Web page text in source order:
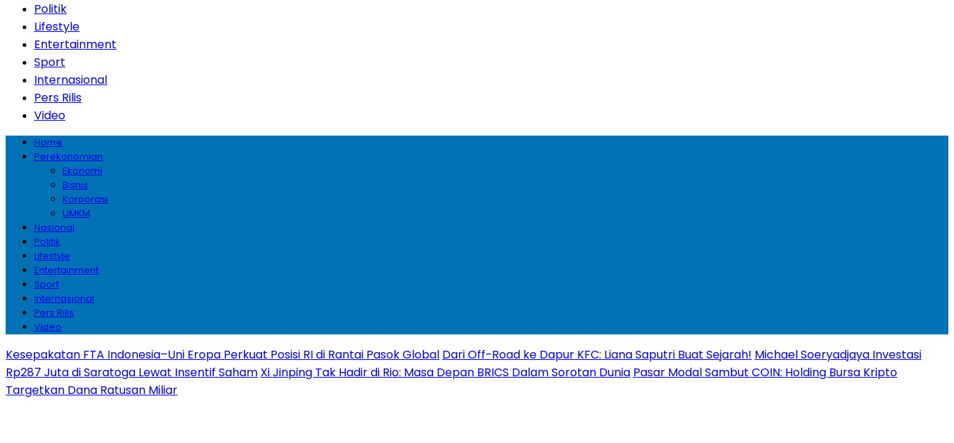
Politik
Lifestyle
Entertainment
Sport
Internasional
Pers Rilis
Video
Home
Perekonomian
Ekonomi
Bisnis
Korporasi
UMKM
Nasional
Politik
Lifestyle
Entertainment
Sport
Internasional
Pers Rilis
Video
Kesepakatan FTA Indonesia–Uni Eropa Perkuat Posisi RI di Rantai Pasok Global Dari Off-Road ke Dapur KFC: Liana Saputri Buat Sejarah! Michael Soeryadjaya Investasi
Rp287 Juta di Saratoga Lewat Insentif Saham Xi Jinping Tak Hadir di Rio: Masa Depan BRICS Dalam Sorotan Dunia Pasar Modal Sambut COIN: Holding Bursa Kripto
Targetkan Dana Ratusan Miliar